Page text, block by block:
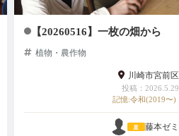
【20260516】一枚の畑から
植物・農作物
川崎市宮前区
投稿：2026.5.29
記憶:令和(2019〜)
藤本ゼミ